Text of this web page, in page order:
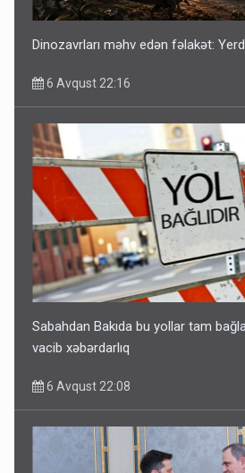
Dinozavrları məhv edən fəlakət:
6 Avqust 22:16
Sabahdan Bakıda bu yollar tam
vacib xəbərdarlıq
6 Avqust 22:08